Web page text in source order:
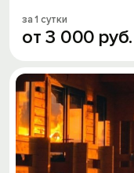
за 1 сутки
от3 000 руб.